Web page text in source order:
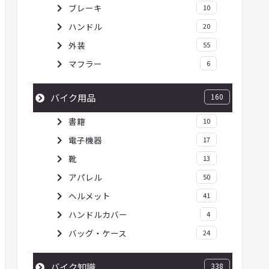
ブレーキ 10
ハンドル 20
外装 55
マフラー 6
バイク用品 160
書籍 10
電子機器 17
靴 13
アパレル 50
ヘルメット 41
ハンドルカバー 4
バッグ・ケース 24
338